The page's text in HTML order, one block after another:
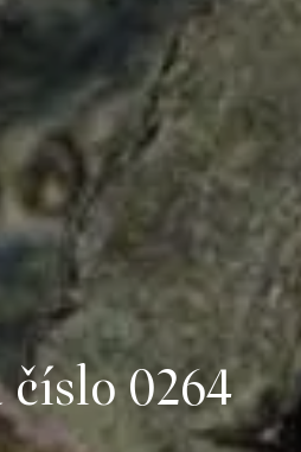
číslo 0264